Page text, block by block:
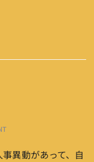
異動があって、自